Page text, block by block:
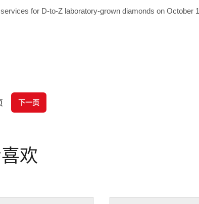
for D-to-Z laboratory-grown diamonds on October 1
下一页
欢